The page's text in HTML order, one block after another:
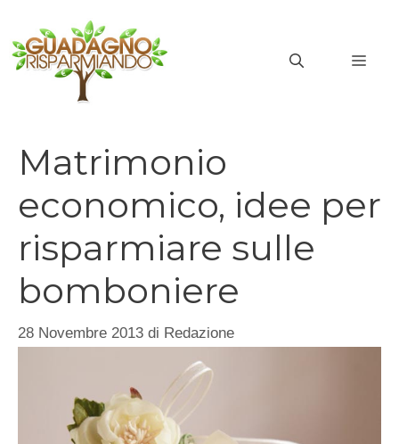
contenuto
Matrimonio
economico, idee per
risparmiare sulle
bomboniere
28 Novembre 2013 di Redazione